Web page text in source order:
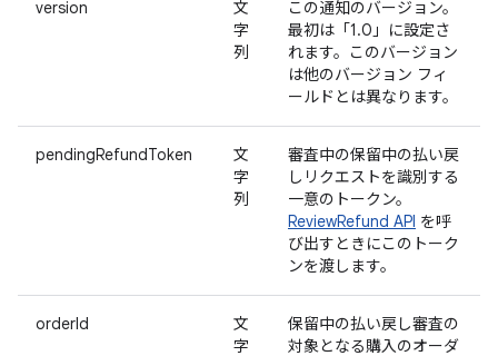
version
文
字
列
この通知のバージョン。
最初は「1.0」に設定さ
れます。このバージョン
は他のバージョン フィ
ールドとは異なります。
pendingRefundToken
文
字
列
審査中の保留中の払い戻
しリクエストを識別する
一意のトークン。
ReviewRefund API を呼
び出すときにこのトーク
ンを渡します。
orderId
文
字
保留中の払い戻し審査の
対象となる購入のオーダ